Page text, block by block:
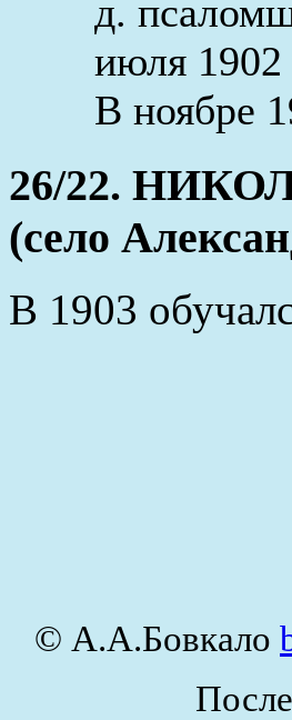
д.
июля 1902
В ноябре
26/22.
(село
В 1903
© А.А.Бовкало